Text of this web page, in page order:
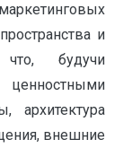
и
будучи
архитектура
внешние